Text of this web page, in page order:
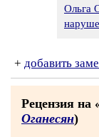
Ольга
+ добавить
Рецензия на
Оганесян)